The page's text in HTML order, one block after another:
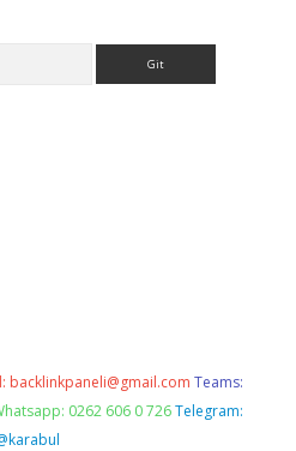
backlinkpaneli@gmail.com Teams:
0262 606 0 726 Telegram: